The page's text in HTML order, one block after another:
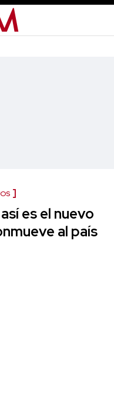
es el nuevo
al país